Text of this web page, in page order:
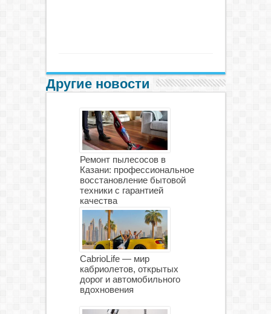
Другие новости
Ремонт пылесосов в
Казани: профессиональное
восстановление бытовой
техники с гарантией
качества
CabrioLife — мир
кабриолетов, открытых
дорог и автомобильного
вдохновения